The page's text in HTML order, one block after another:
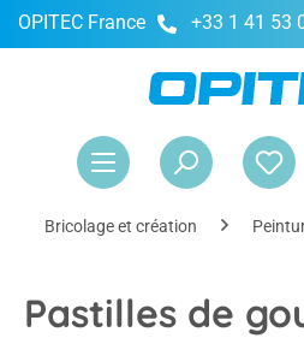
principal
OPITEC France +33 1 41 53
Bricolage et création
Pastilles de